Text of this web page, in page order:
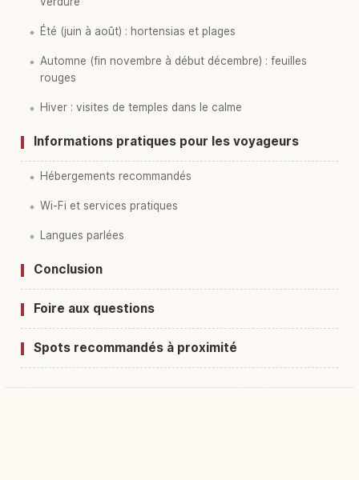
Été (juin à août) : hortensias et plages
Automne (fin novembre à début décembre) : feuilles
rouges
Hiver : visites de temples dans le calme
Informations pratiques pour les voyageurs
Hébergements recommandés
Wi-Fi et services pratiques
Langues parlées
Conclusion
Foire aux questions
Spots recommandés à proximité